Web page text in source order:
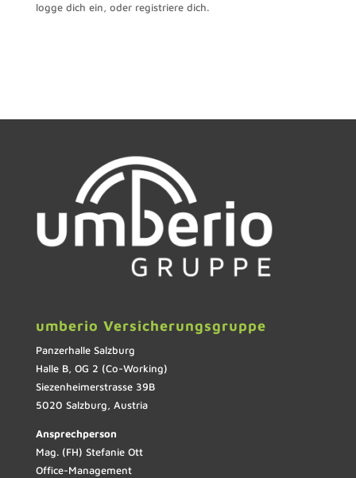
logge dich ein, oder registriere dich.
umberio Versicherungsgruppe
Panzerhalle Salzburg
Halle B, OG 2 (Co-Working)
Siezenheimerstrasse 39B
5020 Salzburg, Austria
Ansprechperson
Mag. (FH) Stefanie Ott
Office-Management